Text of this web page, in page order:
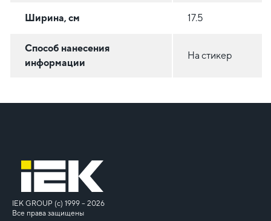
Ширина, см 17.5
Способ нанесения
информации
На стикер
IEK GROUP (c) 1999 – 2026
Все права защищены